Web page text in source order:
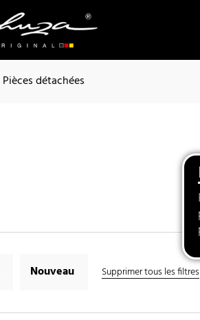
Pièces détachées
Nouveau Supprimer tous les filtres